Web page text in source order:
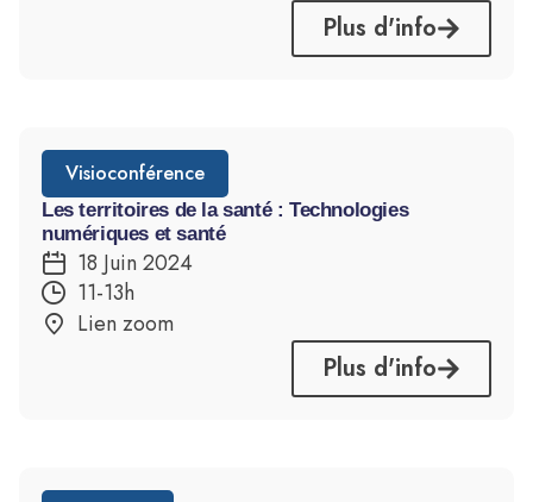
Plus d'info
Visioconférence
Les territoires de la santé : Technologies
numériques et santé
18 Juin 2024
11-13h
Lien zoom
Plus d'info